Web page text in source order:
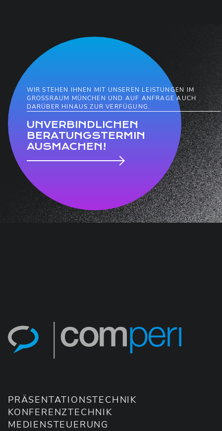
WIR STEHEN IHNEN MIT UNSEREN LEISTUNGEN IM
GROSSRAUM MÜNCHEN UND AUF ANFRAGE AUCH D
ARÜBER HINAUS ZUR VERFÜGUNG.
UNVERBINDLICHEN
BERATUNGSTERMIN
AUSMACHEN!
PRÄSENTATIONSTECHNIK
KONFERENZTECHNIK
MEDIENSTEUERUNG